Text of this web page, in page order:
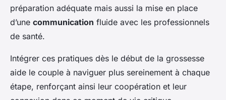
préparation adéquate mais aussi la mise en place
d’une communication fluide avec les professionnels
de santé.
Intégrer ces pratiques dès le début de la grossesse
aide le couple à naviguer plus sereinement à chaque
étape, renforçant ainsi leur coopération et leur